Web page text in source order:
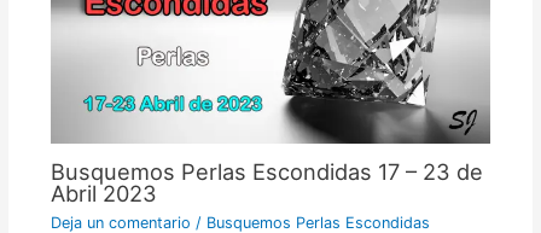
Busquemos Perlas Escondidas 17 – 23 de
Abril 2023
Deja un comentario / Busquemos Perlas Escondidas